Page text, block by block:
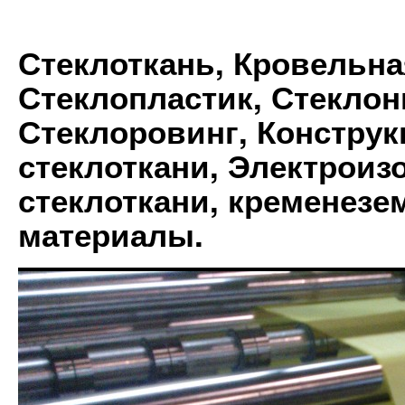
Стеклоткань,
Стеклопластик,
Стеклоровинг,
стеклоткани,
стеклоткани,
материалы.